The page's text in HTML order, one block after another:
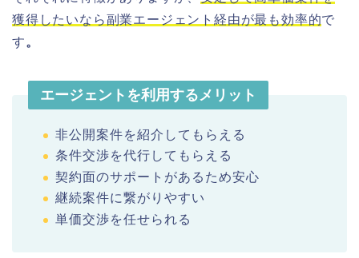
獲得したいなら副業エージェント経由が最も効率的で
す。
エージェントを利用するメリット
非公開案件を紹介してもらえる
条件交渉を代行してもらえる
契約面のサポートがあるため安心
継続案件に繋がりやすい
単価交渉を任せられる